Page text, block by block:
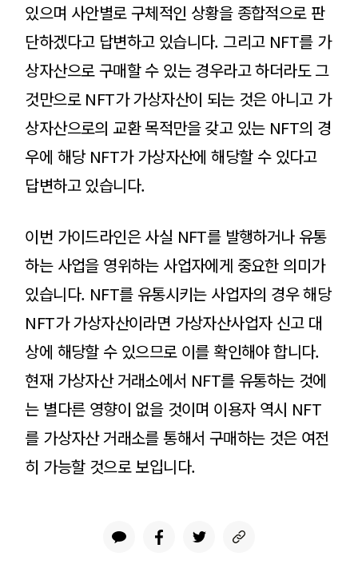
있으며 사안별로 구체적인 상황을 종합적으로 판
단하겠다고 답변하고 있습니다. 그리고 NFT를 가
상자산으로 구매할 수 있는 경우라고 하더라도 그
것만으로 NFT가 가상자산이 되는 것은 아니고 가
상자산으로의 교환 목적만을 갖고 있는 NFT의 경
우에 해당 NFT가 가상자산에 해당할 수 있다고
답변하고 있습니다.
이번 가이드라인은 사실 NFT를 발행하거나 유통
하는 사업을 영위하는 사업자에게 중요한 의미가
있습니다. NFT를 유통시키는 사업자의 경우 해당
NFT가 가상자산이라면 가상자산사업자 신고 대
상에 해당할 수 있으므로 이를 확인해야 합니다.
현재 가상자산 거래소에서 NFT를 유통하는 것에
는 별다른 영향이 없을 것이며 이용자 역시 NFT
를 가상자산 거래소를 통해서 구매하는 것은 여전
히 가능할 것으로 보입니다.